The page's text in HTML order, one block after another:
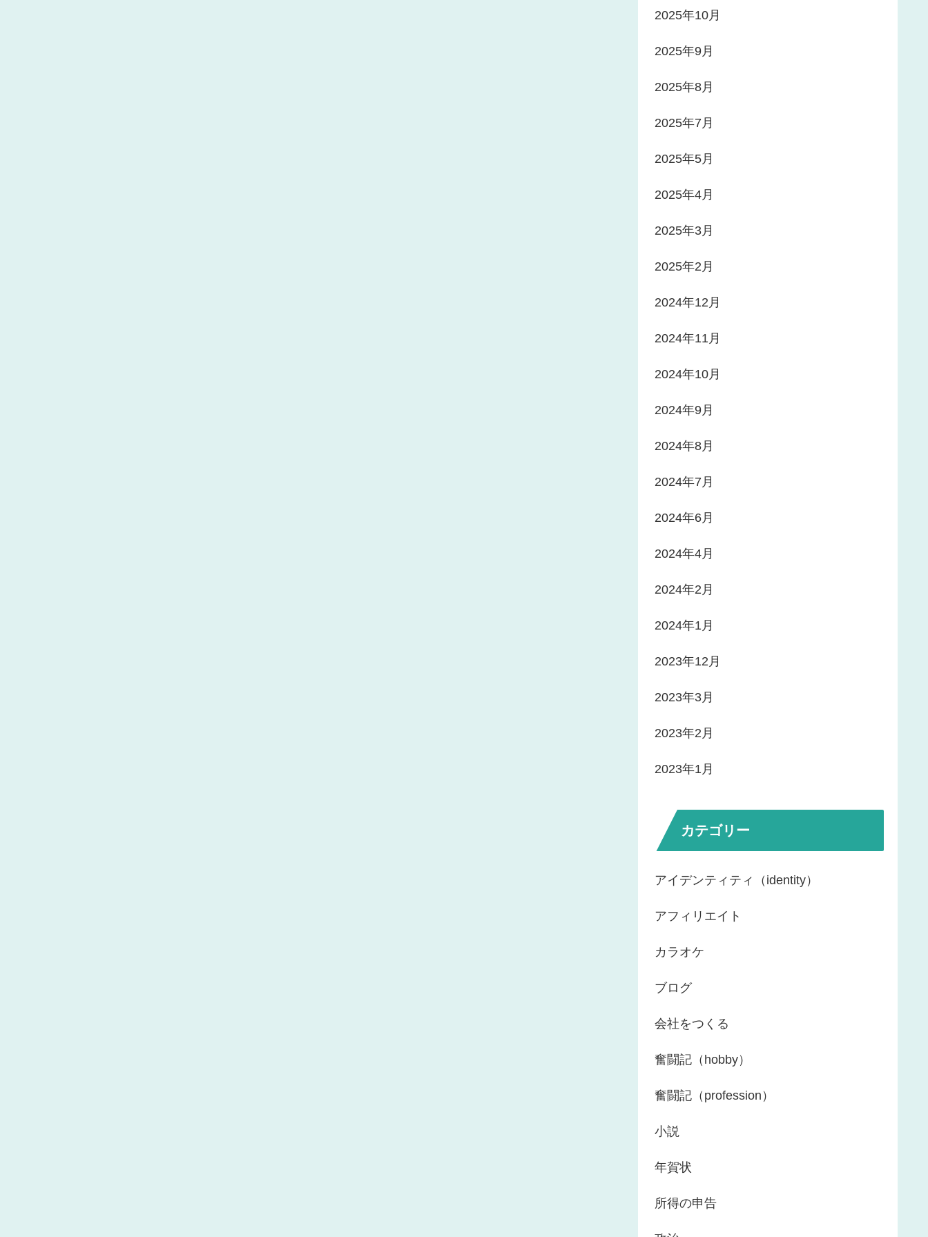
2025年10月
2025年9月
2025年8月
2025年7月
2025年5月
2025年4月
2025年3月
2025年2月
2024年12月
2024年11月
2024年10月
2024年9月
2024年8月
2024年7月
2024年6月
2024年4月
2024年2月
2024年1月
2023年12月
2023年3月
2023年2月
2023年1月
カテゴリー
アイデンティティ（identity）
アフィリエイト
カラオケ
ブログ
会社をつくる
奮闘記（hobby）
奮闘記（profession）
小説
年賀状
所得の申告